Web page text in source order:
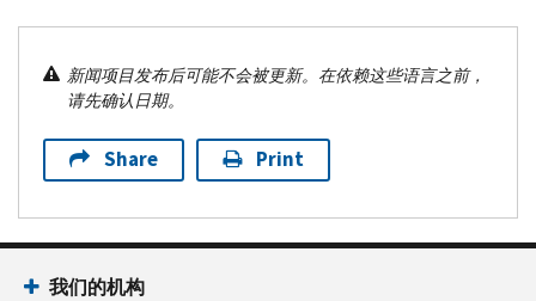
新闻项目发布后可能不会被更新。在依赖这些语言之前，
请先确认日期。
Share Print
我们的机构